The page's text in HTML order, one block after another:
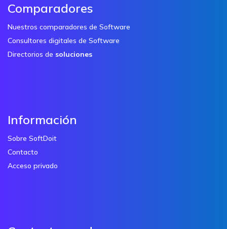
Comparadores
Nuestros comparadores de Software
Consultores digitales de Software
Directorios de soluciones
Información
Sobre SoftDoit
Contacto
Acceso privado